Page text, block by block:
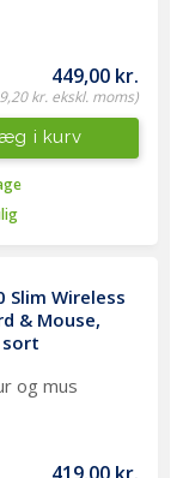
449,00 kr.
kr. ekskl. moms)
i kurv
Slim Wireless
& Mouse,
sort
og mus